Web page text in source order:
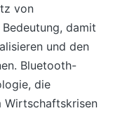
von
damit
und den
Bluetooth-
die
Wirtschaftskrisen